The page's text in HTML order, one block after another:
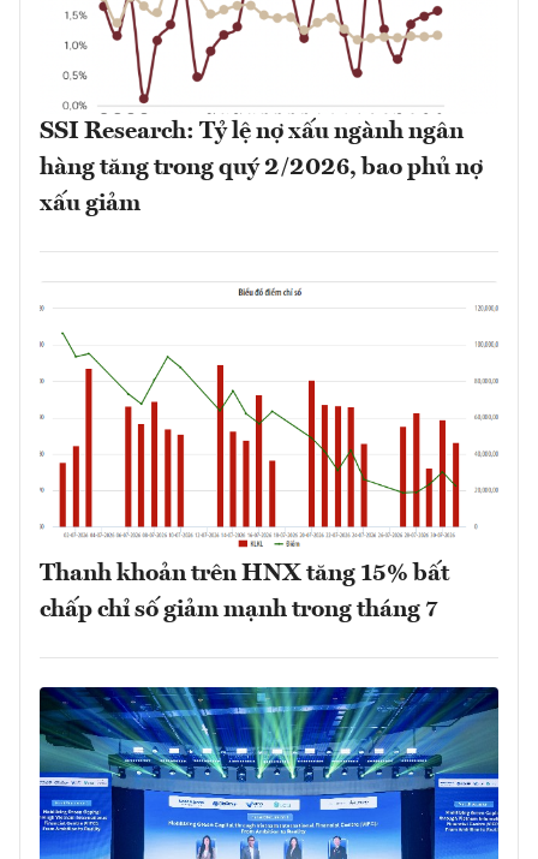
SSI Research: Tỷ lệ nợ xấu ngành ngân
hàng tăng trong quý 2/2026, bao phủ nợ
xấu giảm
Thanh khoản trên HNX tăng 15% bất
chấp chỉ số giảm mạnh trong tháng 7